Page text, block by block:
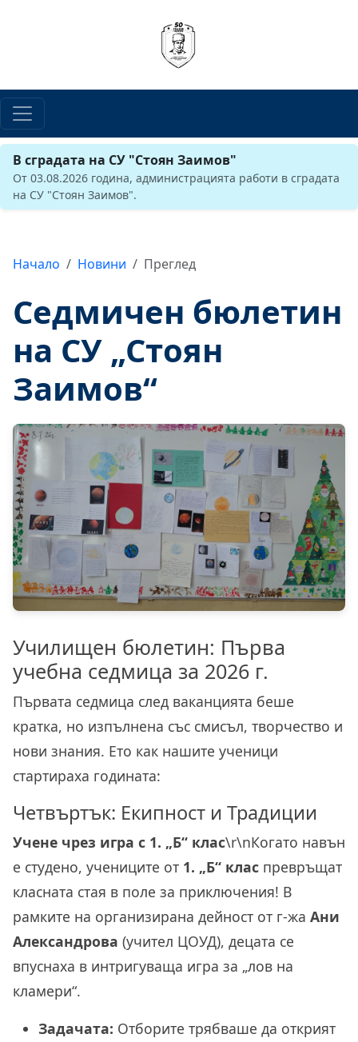
В сградата на СУ "Стоян Заимов"
От 03.08.2026 година, администрацията работи в сградата
на СУ "Стоян Заимов".
Начало Новини Преглед
Седмичен бюлетин
на СУ „Стоян
Заимов“
Училищен бюлетин: Първа
учебна седмица за 2026 г.
Първата седмица след ваканцията беше
кратка, но изпълнена със смисъл, творчество и
нови знания. Ето как нашите ученици
стартираха годината:
Четвъртък: Екипност и Традиции
Учене чрез игра с 1. „Б“ клас\r\nКогато навън
е студено, учениците от 1. „Б“ клас превръщат
класната стая в поле за приключения! В
рамките на организирана дейност от г-жа Ани
Александрова (учител ЦОУД), децата се
впуснаха в интригуваща игра за „лов на
кламери“.
Задачата: Отборите трябваше да открият